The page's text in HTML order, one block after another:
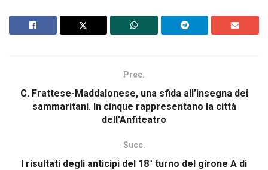
Prec.
C. Frattese-Maddalonese, una sfida all’insegna dei
sammaritani. In cinque rappresentano la città
dell’Anfiteatro
Succ.
I risultati degli anticipi del 18° turno del girone A di